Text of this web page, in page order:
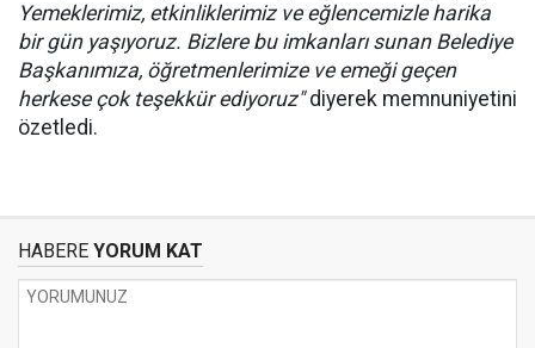
Yemeklerimiz, etkinliklerimiz ve eğlencemizle harika
bir gün yaşıyoruz. Bizlere bu imkanları sunan Belediye
Başkanımıza, öğretmenlerimize ve emeği geçen
herkese çok teşekkür ediyoruz"diyerek memnuniyetini
özetledi.
HABERE YORUM KAT